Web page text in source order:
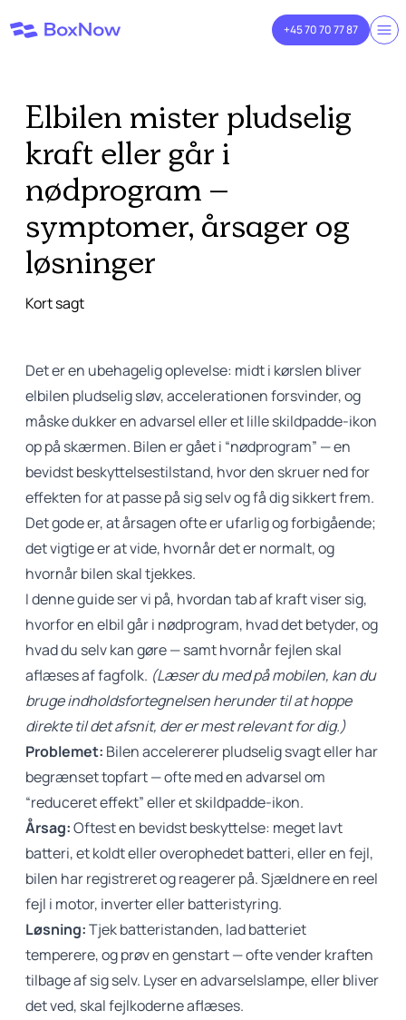
+45 70 70 77 87
Elbilen mister pludselig
kraft eller går i
nødprogram –
symptomer, årsager og
løsninger
Kort sagt
Det er en ubehagelig oplevelse: midt i kørslen bliver
elbilen pludselig sløv, accelerationen forsvinder, og
måske dukker en advarsel eller et lille skildpadde-ikon
op på skærmen. Bilen er gået i “nødprogram” — en
bevidst beskyttelsestilstand, hvor den skruer ned for
effekten for at passe på sig selv og få dig sikkert frem.
Det gode er, at årsagen ofte er ufarlig og forbigående;
det vigtige er at vide, hvornår det er normalt, og
hvornår bilen skal tjekkes.
I denne guide ser vi på, hvordan tab af kraft viser sig,
hvorfor en elbil går i nødprogram, hvad det betyder, og
hvad du selv kan gøre — samt hvornår fejlen skal
aflæses af fagfolk. (Læser du med på mobilen, kan du
bruge indholdsfortegnelsen herunder til at hoppe
direkte til det afsnit, der er mest relevant for dig.)
Problemet: Bilen accelererer pludselig svagt eller har
begrænset topfart — ofte med en advarsel om
“reduceret effekt” eller et skildpadde-ikon.
Årsag:Oftest en bevidst beskyttelse: meget lavt
batteri, et koldt eller overophedet batteri, eller en fejl,
bilen har registreret og reagerer på. Sjældnere en reel
fejl i motor, inverter eller batteristyring.
Løsning:Tjek batteristanden, lad batteriet
temperere, og prøv en genstart — ofte vender kraften
tilbage af sig selv. Lyser en advarselslampe, eller bliver
det ved, skal fejlkoderne aflæses.